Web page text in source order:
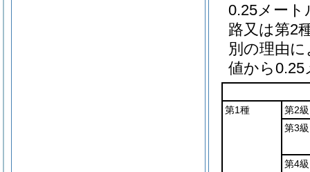
0.25メート
路又は第2
別の理由
値から
第1種
第2級
第3級
第4級